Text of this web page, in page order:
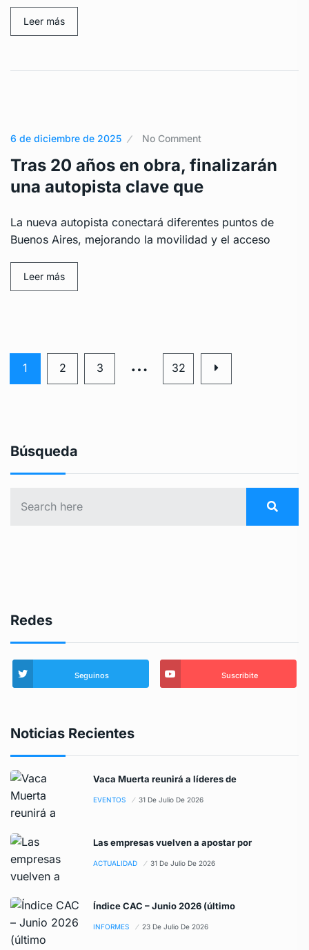
Leer más
6 de diciembre de 2025 No Comment
Tras 20 años en obra, finalizarán
una autopista clave que
La nueva autopista conectará diferentes puntos de
Buenos Aires, mejorando la movilidad y el acceso
Leer más
1 2 3 … 32
Búsqueda
Redes
Seguinos Suscribite
Noticias Recientes
Vaca Muerta reunirá a líderes de
EVENTOS 31 De Julio De 2026
Las empresas vuelven a apostar por
ACTUALIDAD 31 De Julio De 2026
Índice CAC – Junio 2026 (último
INFORMES 23 De Julio De 2026